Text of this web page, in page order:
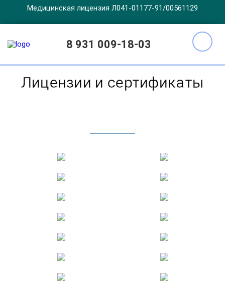
Медицинская лицензия Л041-01177-91/00561129
8 931 009-18-03
Главная Лицензии
Лицензии и сертификаты